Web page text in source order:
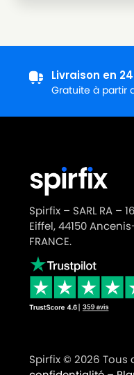
MIELE
MIELE
MIELE
MIELE
MIELE
MIELE
MIELE
Livraison en
Gratuite à partir
Spirfix – SARL RA –
Eiffel, 44150
FRANCE.
Spirfix © 2026 Tous